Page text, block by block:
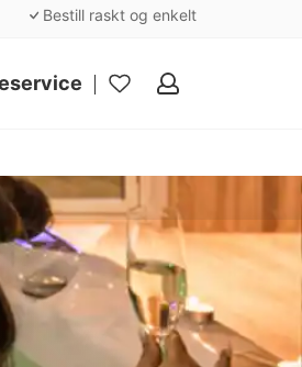
Bestill raskt og enkelt
Mine